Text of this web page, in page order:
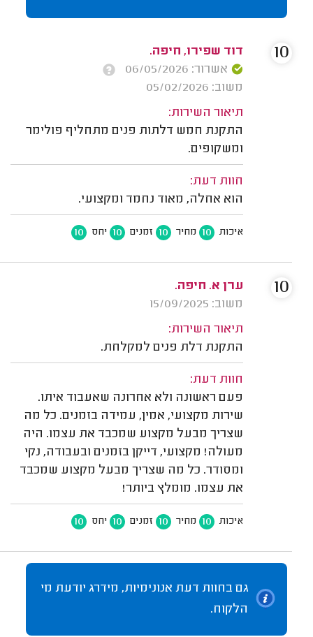
דוד שפירו, חיפה.
אשרור: 06/05/2026
משוב: 05/02/2026
תיאור השירות:
התקנת חמש דלתות פנים מתחליף פולימר
ומשקופים.
חוות דעת:
הוא אחלה, מאוד נחמד ומקצועי.
איכות 10 מחיר 10 זמנים 10 יחס 10
10
ערן א. חיפה.
משוב: 15/09/2025
תיאור השירות:
התקנת דלת פנים למקלחת.
חוות דעת:
פעם ראשונה ולא אחרונה שאעבוד איתו.
שירות מקצועי, אמין, עמידה בזמנים. כל מה
שצריך מבעל מקצוע שמכבד את עצמו. היה
מעולה! מקצועי, דייקן בזמנים ובעבודה, נקי
ומסודר. כל מה שצריך מבעל מקצוע שמכבד
את עצמו. מומלץ ביותר!
איכות 10 מחיר 10 זמנים 10 יחס 10
10
גם בחוות דעת אנונימיות, מידרג יודעת מי
הלקוח.